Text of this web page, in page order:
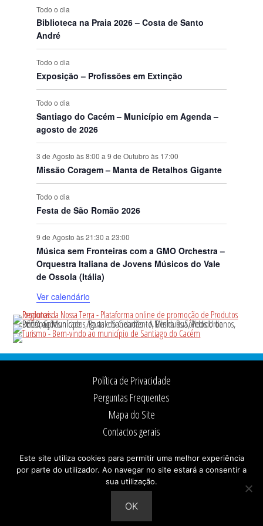
E
v
e
n
t
o
s
s
s
s
t
o
s
o
o
o
o
o
n
t
o
s
o
n
o
n
o
n
o
n
o
o
Todo o dia
Biblioteca na Praia 2026 – Costa de Santo
André
Todo o dia
Exposição – Profissões em Extinção
Todo o dia
Santiago do Cacém – Município em Agenda –
agosto de 2026
3 de Agosto às 8:00 a 9 de Outubro às 17:00
Missão Coragem – Manta de Retalhos Gigante
Todo o dia
Festa de São Romão 2026
9 de Agosto às 21:30 a 23:00
Música sem Fronteiras com a GMO Orchestra –
Orquestra Italiana de Jovens Músicos do Vale
de Ossola (Itália)
Ver calendário
Footer
Política de Privacidade
Perguntas Frequentes
Mapa do Site
Contactos gerais
Câmara Municipal de Santiago do Cacém
Todos os direitos reservados
Este site utiliza cookies para permitir uma melhor experiência
por parte do utilizador. Ao navegar no site estará a consentir a
sua utilização.
OK